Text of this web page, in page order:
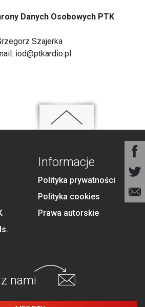
Danych Osobowych PTK
Szajerka
iod@ptkardio.pl
Informacje
Polityka prywatności
Polityka cookies
Prawa autorskie
z nami